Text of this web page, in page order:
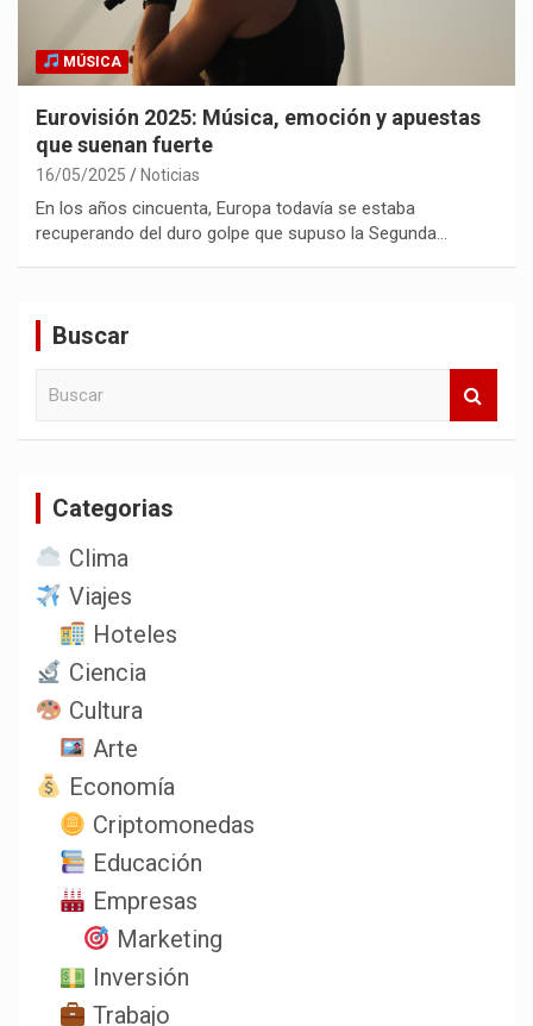
MÚSICA
Eurovisión 2025: Música, emoción y apuestas
que suenan fuerte
16/05/2025 Noticias
En los años cincuenta, Europa todavía se estaba
recuperando del duro golpe que supuso la Segunda…
Buscar
Categorias
Clima
Viajes
Hoteles
Ciencia
Cultura
Arte
Economía
Criptomonedas
Educación
Empresas
Marketing
Inversión
Trabajo